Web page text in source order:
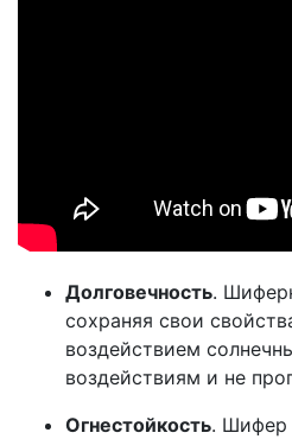
Долговечность.
сохраняя свои
воздействием
воздействиям и не
Огнестойкость. Шифер